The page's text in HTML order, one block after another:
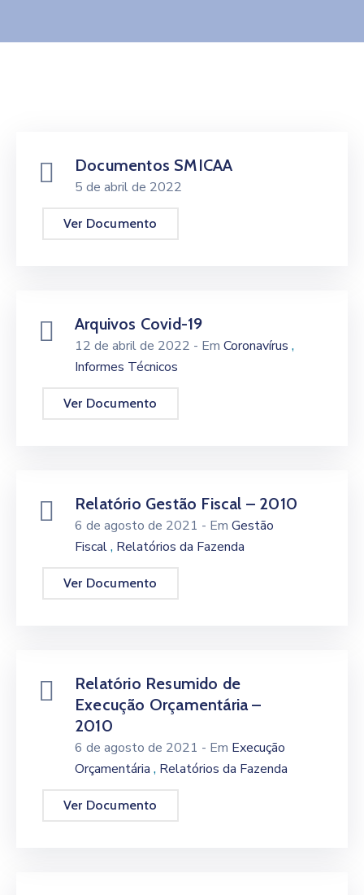
Documentos SMICAA
5 de abril de 2022
Ver Documento
Arquivos Covid-19
12 de abril de 2022 - Em Coronavírus ,
Informes Técnicos
Ver Documento
Relatório Gestão Fiscal – 2010
6 de agosto de 2021 - Em Gestão
Fiscal, Relatórios da Fazenda
Ver Documento
Relatório Resumido de
Execução Orçamentária –
2010
6 de agosto de 2021 - Em Execução
Orçamentária , Relatórios da Fazenda
Ver Documento